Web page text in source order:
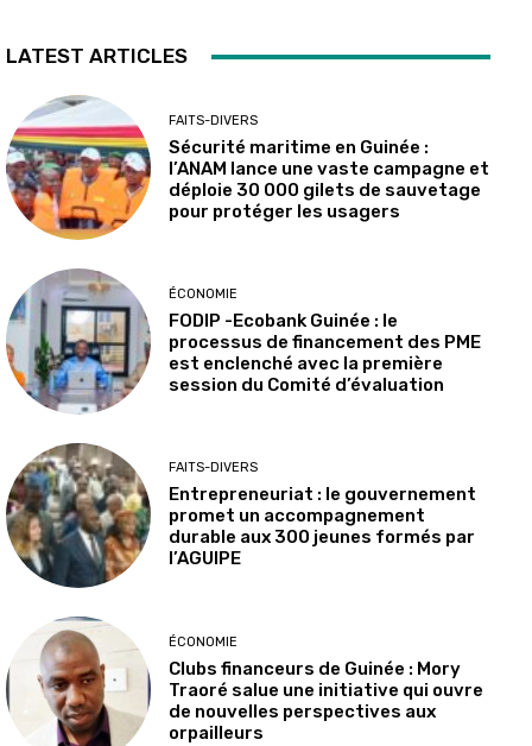
LATEST ARTICLES
FAITS-DIVERS
Sécurité maritime en Guinée :
l’ANAM lance une vaste campagne et
déploie 30 000 gilets de sauvetage
pour protéger les usagers
ÉCONOMIE
FODIP -Ecobank Guinée : le
processus de financement des PME
est enclenché avec la première
session du Comité d’évaluation
FAITS-DIVERS
Entrepreneuriat : le gouvernement
promet un accompagnement
durable aux 300 jeunes formés par
l’AGUIPE
ÉCONOMIE
Clubs financeurs de Guinée : Mory
Traoré salue une initiative qui ouvre
de nouvelles perspectives aux
orpailleurs